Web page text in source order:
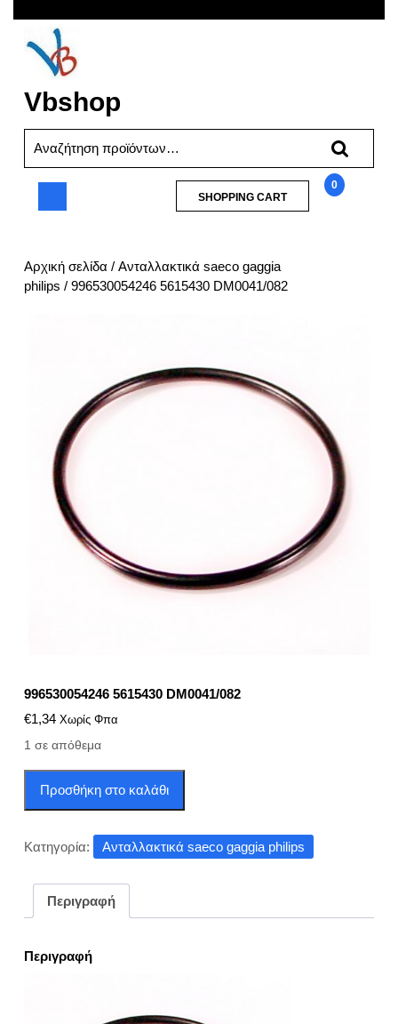
content
Open
Menu
Vbshop
για:
DM0041/082
0
SHOPPING CARTSHOPPING
CART
Αρχική σελίδα / Ανταλλακτικά saeco gaggia
philips / 996530054246 5615430 DM0041/082
996530054246 5615430 DM0041/082
€1,34 Χωρίς Φπα
1 σε απόθεμα
5615430
Προσθήκη στο καλάθι
Κατηγορία: Ανταλλακτικά saeco gaggia philips
Περιγραφή
Περιγραφή